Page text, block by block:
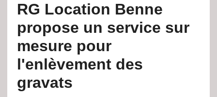
RG Location Benne
propose un service sur
mesure pour
l'enlèvement des
gravats